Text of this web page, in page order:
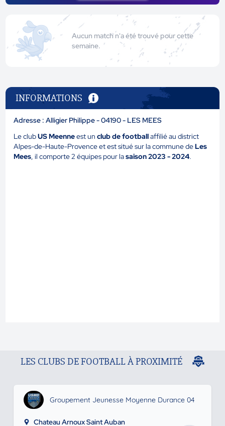
Aucun match n'a été trouvé pour cette
semaine.
INFORMATIONS
Adresse : Alligier Philippe - 04190 - LES MEES
Le clubUS Meenneest unclub de footballaffilié au district
Alpes-de-Haute-Provence et est situé sur la commune deLes
Mees, il comporte 2 équipes pour lasaison 2023 - 2024.
LES CLUBS DE FOOTBALL À PROXIMITÉ
Groupement Jeunesse Moyenne Durance 04
Chateau Arnoux Saint Auban